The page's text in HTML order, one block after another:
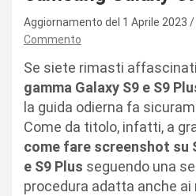
Aggiornamento del 1 Aprile 2023
Commento
Se siete rimasti
gamma Galaxy S9 e S9
la guida odierna fa
Come da titolo, infatti, a
come fare screenshot su
e S9 Plus seguendo una
procedura adatta anche ai